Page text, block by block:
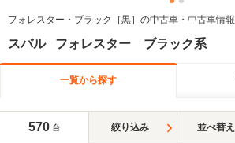
フォレスター・ブラック［黒］の中古車・中古車情報
スバル フォレスター ブラック系
一覧から探す
570 台 絞り込み 並べ替え